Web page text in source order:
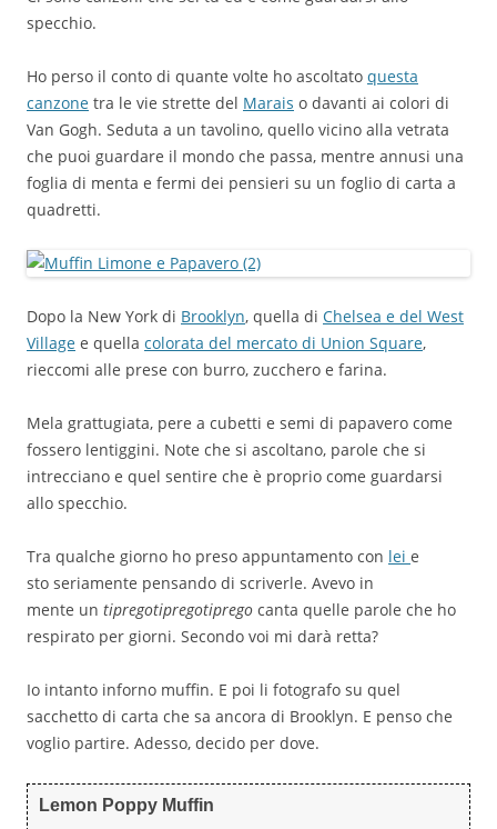
specchio.
Ho perso il conto di quante volte ho ascoltato questa
canzone tra le vie strette del Marais o davanti ai colori di
Van Gogh. Seduta a un tavolino, quello vicino alla vetrata
che puoi guardare il mondo che passa, mentre annusi una
foglia di menta e fermi dei pensieri su un foglio di carta a
quadretti.
Dopo la New York di Brooklyn, quella di Chelsea e del West
Village e quella colorata del mercato di Union Square,
rieccomi alle prese con burro, zucchero e farina.
Mela grattugiata, pere a cubetti e semi di papavero come
fossero lentiggini. Note che si ascoltano, parole che si
intrecciano e quel sentire che è proprio come guardarsi
allo specchio.
Tra qualche giorno ho preso appuntamento con lei e
sto seriamente pensando di scriverle. Avevo in
mente un tipregotipregotiprego canta quelle parole che ho
respirato per giorni. Secondo voi mi darà retta?
Io intanto inforno muffin. E poi li fotografo su quel
sacchetto di carta che sa ancora di Brooklyn. E penso che
voglio partire. Adesso, decido per dove.
Lemon Poppy Muffin